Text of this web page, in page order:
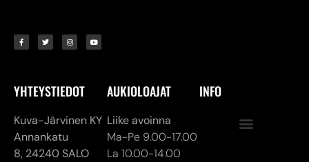
YHTEYSTIEDOT
Kuva-Järvinen KY
Annankatu
8, 24240 SALO
AUKIOLOAJAT
Liike avoinna
Ma-Pe 9.00-17.00
La 10.00-14.00
INFO